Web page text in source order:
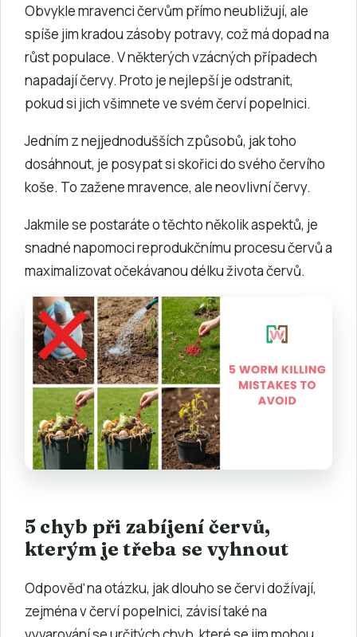
Obvykle mravenci červům přímo neubližují, ale
spíše jim kradou zásoby potravy, což má dopad na
růst populace. V některých vzácných případech
napadají červy. Proto je nejlepší je odstranit,
pokud si jich všimnete ve svém červí popelnici.
Jedním z nejjednodušších způsobů, jak toho
dosáhnout, je posypat si skořici do svého červího
koše. To zažene mravence, ale neovlivní červy.
Jakmile se postaráte o těchto několik aspektů, je
snadné napomoci reprodukčnímu procesu červů a
maximalizovat očekávanou délku života červů.
5 chyb při zabíjení červů,
kterým je třeba se vyhnout
Odpověď na otázku, jak dlouho se červi dožívají,
zejména v červí popelnici, závisí také na